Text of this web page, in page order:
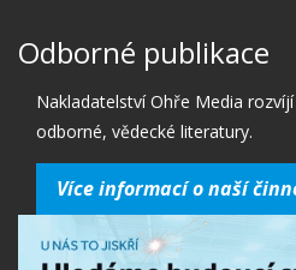
Odborné publikace
Nakladatelství Ohře Media
odborné, vědecké literatury.
Více informací o naší